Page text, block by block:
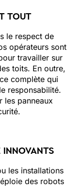
TOUT
le respect de
opérateurs sont
travailler sur
toits. En outre,
complète qui
responsabilité.
les panneaux
les installations
des robots